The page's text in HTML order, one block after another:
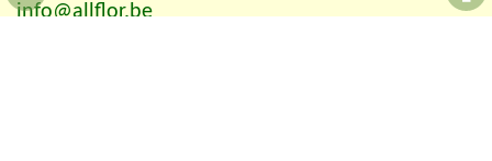
info@allflor.be